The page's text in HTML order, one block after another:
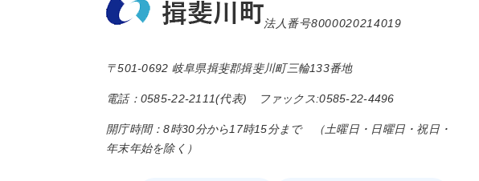
法人番号8000020214019
〒501-0692 岐阜県揖斐郡揖斐川町三輪133番地
電話：0585-22-2111(代表) ファックス:0585-22-4496
開庁時間：8時30分から17時15分まで （土曜日・日曜日・祝日・
年末年始を除く）